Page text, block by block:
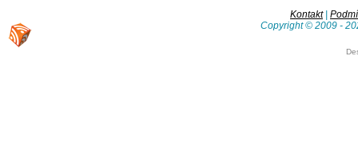
Kontakt|
Copyright © 2009 -